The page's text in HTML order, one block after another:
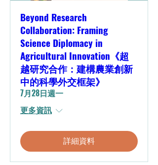
Beyond Research
Collaboration: Framing
Science Diplomacy in
Agricultural Innovation《超
越研究合作：建構農業創新
中的科學外交框架》
7月28日週一
更多資訊
詳細資料